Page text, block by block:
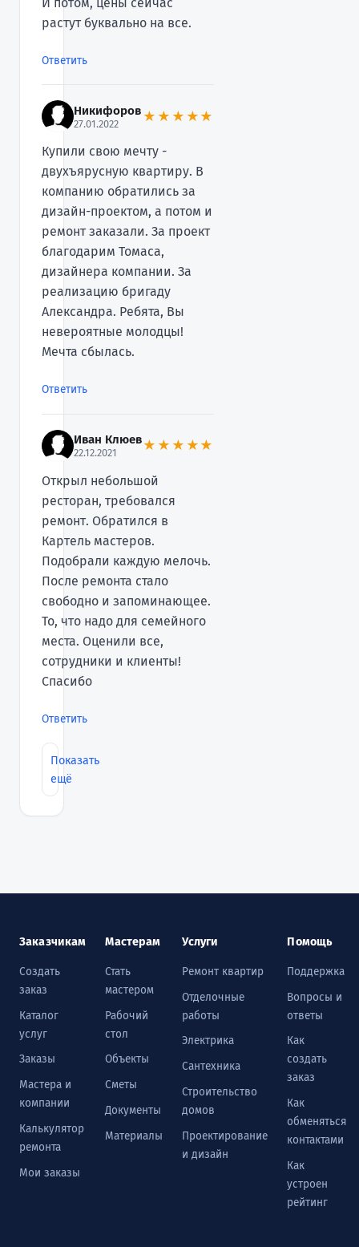
растут буквально на все.
Ответить
Никифоров
27.01.2022 ★★★★★
Купили свою мечту -
двухъярусную квартиру. В
компанию обратились за
дизайн-проектом, а потом и
ремонт заказали. За проект
благодарим Томаса,
дизайнера компании. За
реализацию бригаду
Александра. Ребята, Вы
невероятные молодцы!
Мечта сбылась.
Ответить
Иван Клюев
22.12.2021 ★★★★★
Открыл небольшой
ресторан, требовался
ремонт. Обратился в
Картель мастеров.
Подобрали каждую мелочь.
После ремонта стало
свободно и запоминающее.
То, что надо для семейного
места. Оценили все,
сотрудники и клиенты!
Спасибо
Ответить
Показать
ещё
Заказчикам
Создать
заказ
Каталог
услуг
Заказы
Мастера и
компании
Калькулятор
ремонта
Мои заказы
Мастерам
Стать
мастером
Рабочий
стол
Объекты
Сметы
Документы
Материалы
Услуги
Ремонт квартир
Отделочные
работы
Электрика
Сантехника
Строительство
домов
Проектирование
и дизайн
Помощь
Поддержка
Вопросы и
ответы
Как
создать
заказ
Как
обменяться
контактами
Как
устроен
рейтинг